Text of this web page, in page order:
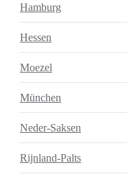
Hamburg
Hessen
Moezel
München
Neder-Saksen
Rijnland-Palts